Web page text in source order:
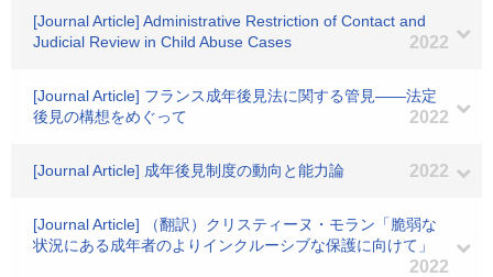
[Journal Article] Administrative Restriction of Contact and
Judicial Review in Child Abuse Cases
2022
[Journal Article] フランス成年後見法に関する管見――法定
後見の構想をめぐって
2022
[Journal Article] 成年後見制度の動向と能力論 2022
[Journal Article] （翻訳）クリスティーヌ・モラン「脆弱な
状況にある成年者のよりインクルーシブな保護に向けて」
2022